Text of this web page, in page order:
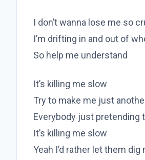
I don’t wanna lose me so
I’m drifting in and out of
So help me understand
It’s killing me slow
Try to make me just
Everybody just pretending
It’s killing me slow
Yeah I’d rather let them